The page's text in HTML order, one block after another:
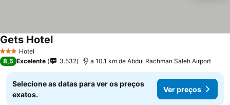
3 EstrelasHotel
Gets Hotel
8,5 Excelente 3.532 a 10.1 km de Abdul Rachman Saleh Airport
Selecione as datas para ver os preços
exatos.
Ver preços